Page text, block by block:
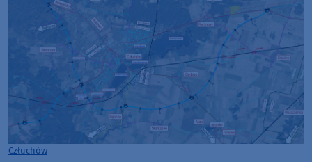
Człuchów